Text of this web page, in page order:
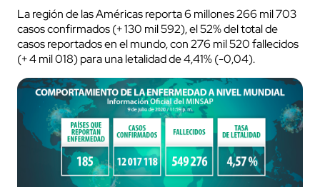
La región de las Américas reporta 6 millones 266 mil 703
casos confirmados (+ 130 mil 592), el 52% del total de
casos reportados en el mundo, con 276 mil 520 fallecidos
(+ 4 mil 018) para una letalidad de 4,41% (-0,04).